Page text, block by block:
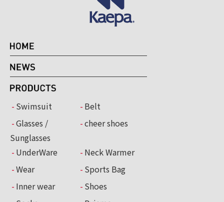
Swimsuit
Belt
Glasses /
Sunglasses
cheer shoes
UnderWare
Neck Warmer
Wear
Sports Bag
Inner wear
Shoes